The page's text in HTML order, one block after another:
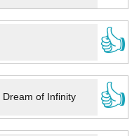
👍
Dream of Infinity
👍